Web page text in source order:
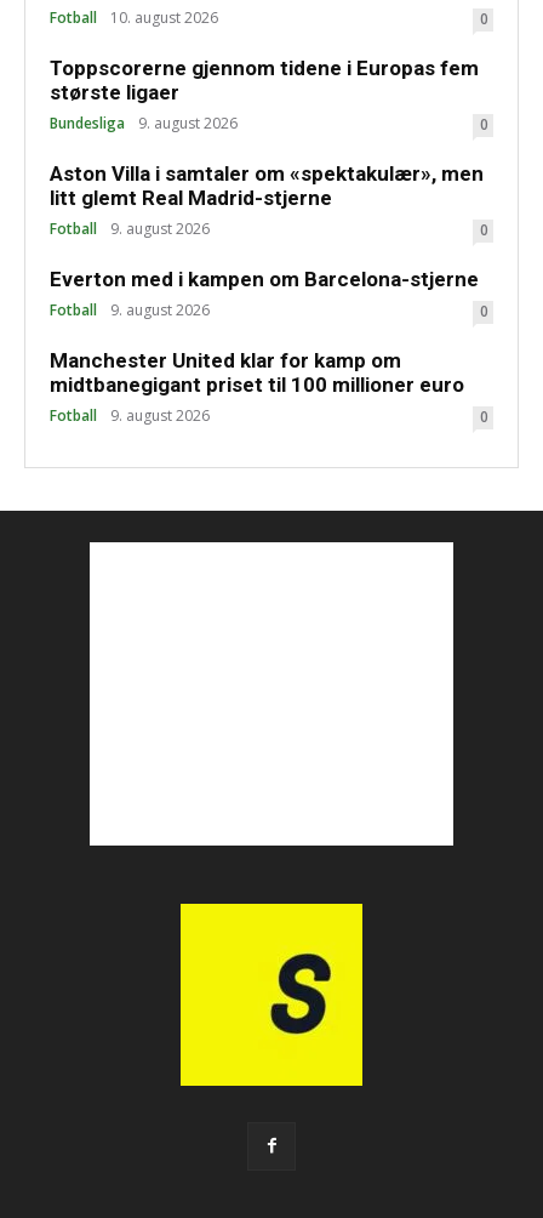
Fotball 10. august 2026 0
Toppscorerne gjennom tidene i Europas fem
største ligaer
Bundesliga 9. august 2026 0
Aston Villa i samtaler om «spektakulær», men
litt glemt Real Madrid-stjerne
Fotball 9. august 2026 0
Everton med i kampen om Barcelona-stjerne
Fotball 9. august 2026 0
Manchester United klar for kamp om
midtbanegigant priset til 100 millioner euro
Fotball 9. august 2026 0